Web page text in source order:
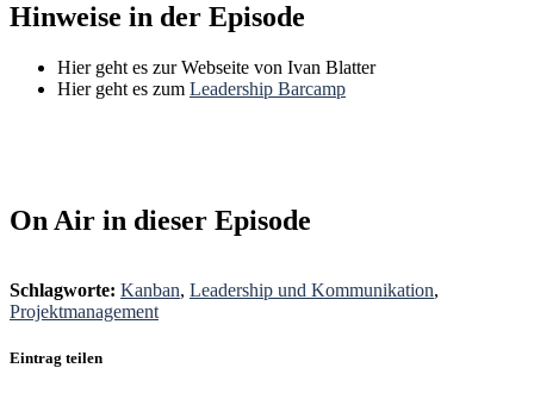
Hinweise in der Episode
Hier geht es zur Webseite von Ivan Blatter
Hier geht es zum Leadership Barcamp
On Air in dieser Episode
Schlagworte: Kanban, Leadership und Kommunikation,
Projektmanagement
Eintrag teilen